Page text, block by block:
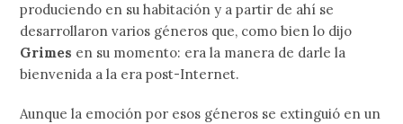
produciendo en su habitación y a partir de ahí se
desarrollaron varios géneros que, como bien lo dijo
Grimes en su momento: era la manera de darle la
bienvenida a la era post-Internet.
Aunque la emoción por esos géneros se extinguió en un